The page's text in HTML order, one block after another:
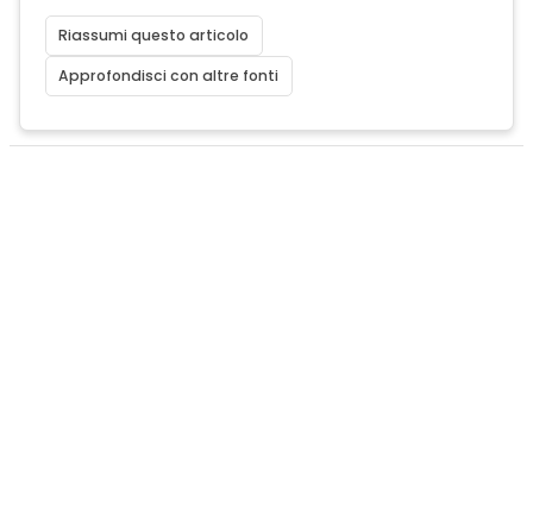
Riassumi questo articolo
Approfondisci con altre fonti